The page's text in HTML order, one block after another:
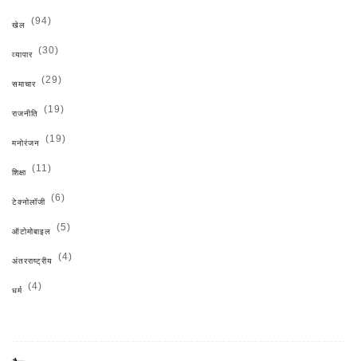
खेल (94)
व्यापार (30)
समाचार (29)
राजनीति (19)
मनोरंजन (19)
शिक्षा (11)
टेक्नोलॉजी (6)
ऑटोमोबाइल (5)
अंतरराष्ट्रीय (4)
धर्म (4)